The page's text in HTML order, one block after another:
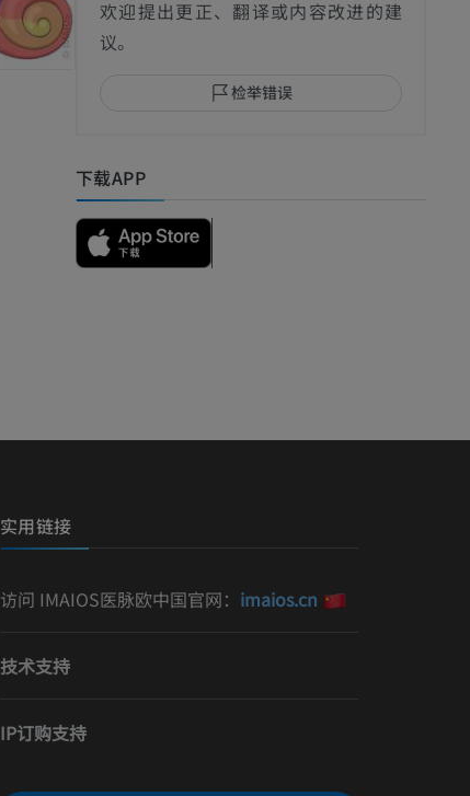
欢迎提出更正、翻译或内容改进的建
议。
检举错误
下载APP
实用链接
访问 IMAIOS医脉欧中国官网： imaios.cn
技术支持
IP订购支持